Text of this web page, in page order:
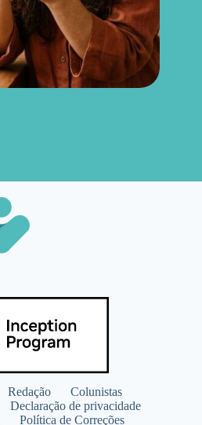
Redação
Colunistas
Declaração de privacidade
Política de Correções